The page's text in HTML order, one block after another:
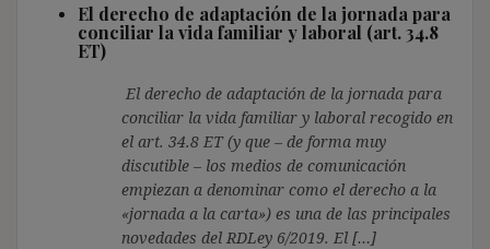
El derecho de adaptación de la jornada para
conciliar la vida familiar y laboral (art. 34.8
ET)
El derecho de adaptación de la jornada para
conciliar la vida familiar y laboral recogido en
el art. 34.8 ET (y que – de forma muy
discutible – los medios de comunicación
empiezan a denominar como el derecho a la
«jornada a la carta») es una de las principales
novedades del RDLey 6/2019. El […]